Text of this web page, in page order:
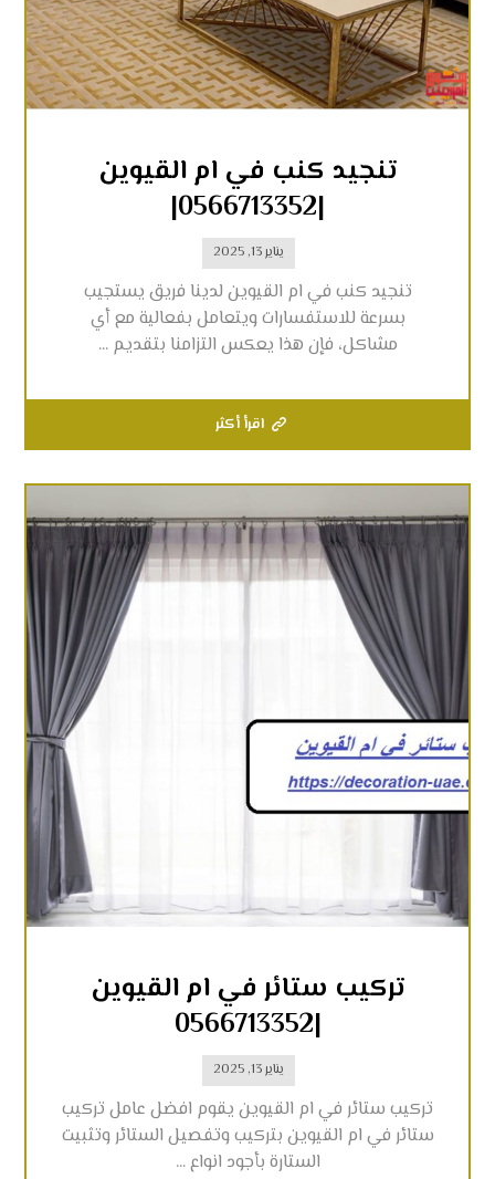
تنجيد كنب في ام القيوين
|0566713352|
يناير 13, 2025
تنجيد كنب في ام القيوين لدينا فريق يستجيب
بسرعة للاستفسارات ويتعامل بفعالية مع أي
مشاكل، فإن هذا يعكس التزامنا بتقديم ...
اقرأ أكثر
تركيب ستائر في ام القيوين
|0566713352
يناير 13, 2025
تركيب ستائر في ام القيوين يقوم افضل عامل تركيب
ستائر في ام القيوين بتركيب وتفصيل الستائر وتثبيت
الستارة بأجود انواع ...